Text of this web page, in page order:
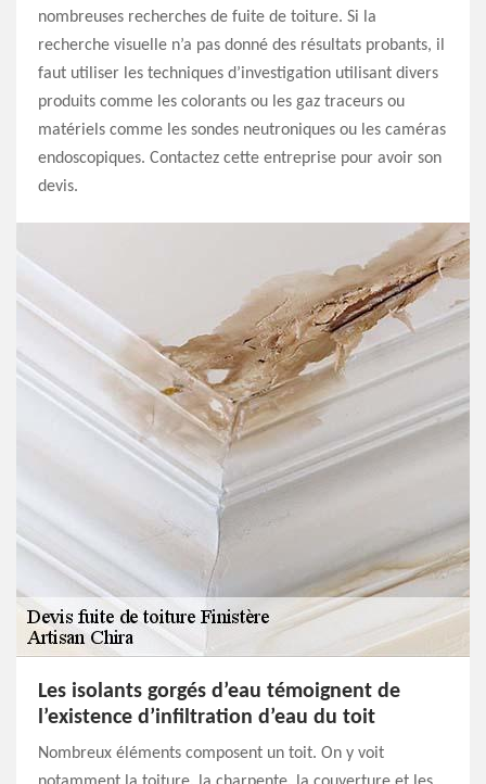
nombreuses recherches de fuite de toiture. Si la
recherche visuelle n’a pas donné des résultats probants, il
faut utiliser les techniques d’investigation utilisant divers
produits comme les colorants ou les gaz traceurs ou
matériels comme les sondes neutroniques ou les caméras
endoscopiques. Contactez cette entreprise pour avoir son
devis.
Les isolants gorgés d’eau témoignent de
l’existence d’infiltration d’eau du toit
Nombreux éléments composent un toit. On y voit